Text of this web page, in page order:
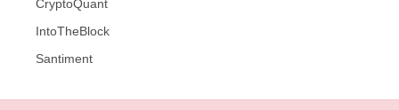
CryptoQuant
IntoTheBlock
Santiment